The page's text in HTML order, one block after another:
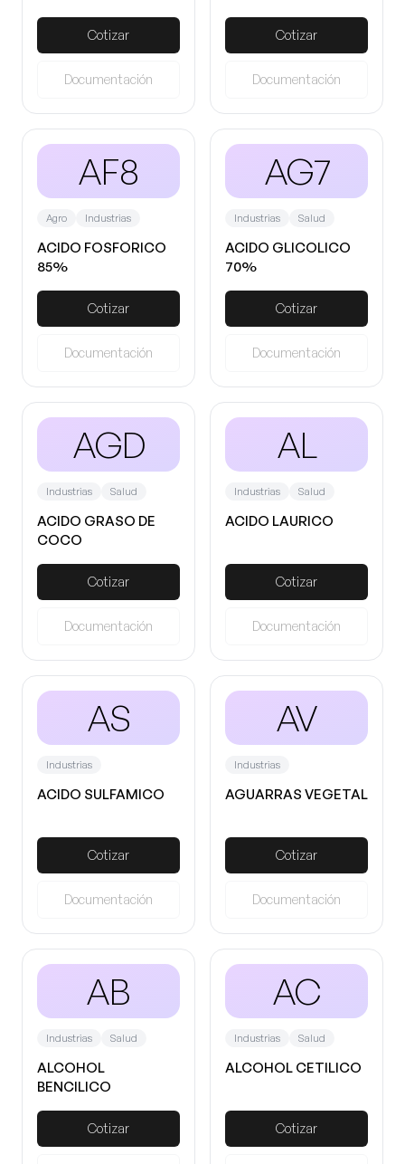
Cotizar
Documentación
Cotizar
Documentación
AF8
Agro Industrias
ACIDO FOSFORICO
85%
Cotizar
Documentación
AG7
Industrias Salud
ACIDO GLICOLICO
70%
Cotizar
Documentación
AGD
Industrias Salud
ACIDO GRASO DE
COCO
Cotizar
Documentación
AL
Industrias Salud
ACIDO LAURICO
Cotizar
Documentación
AS
Industrias
ACIDO SULFAMICO
Cotizar
Documentación
AV
Industrias
AGUARRAS VEGETAL
Cotizar
Documentación
AB
Industrias Salud
ALCOHOL
BENCILICO
Cotizar
AC
Industrias Salud
ALCOHOL CETILICO
Cotizar